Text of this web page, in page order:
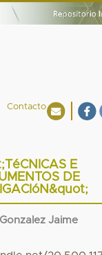
Contacto
E
DE
Jaime